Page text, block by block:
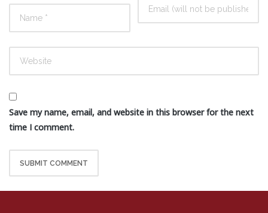
Save my name, email, and website in this browser for the next
time I comment.